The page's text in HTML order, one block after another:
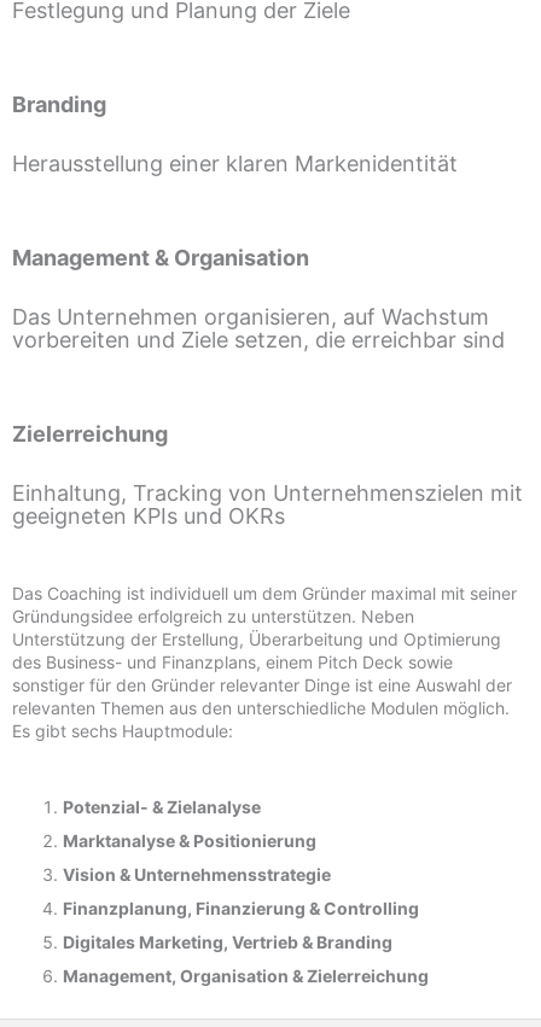
Festlegung und Planung der Ziele
Branding
Herausstellung einer klaren Markenidentität
Management & Organisation
Das Unternehmen organisieren, auf Wachstum
vorbereiten und Ziele setzen, die erreichbar sind
Zielerreichung
Einhaltung, Tracking von Unternehmenszielen mit
geeigneten KPIs und OKRs
Das Coaching ist individuell um dem Gründer maximal mit seiner
Gründungsidee erfolgreich zu unterstützen. Neben
Unterstützung der Erstellung, Überarbeitung und Optimierung
des Business- und Finanzplans, einem Pitch Deck sowie
sonstiger für den Gründer relevanter Dinge ist eine Auswahl der
relevanten Themen aus den unterschiedliche Modulen möglich.
Es gibt sechs Hauptmodule:
Potenzial- &Zielanalyse
Marktanalyse & Positionierung
Vision & Unternehmensstrategie
Finanzplanung, Finanzierung & Controlling
Digitales Marketing, Vertrieb & Branding
Management, Organisation & Zielerreichung